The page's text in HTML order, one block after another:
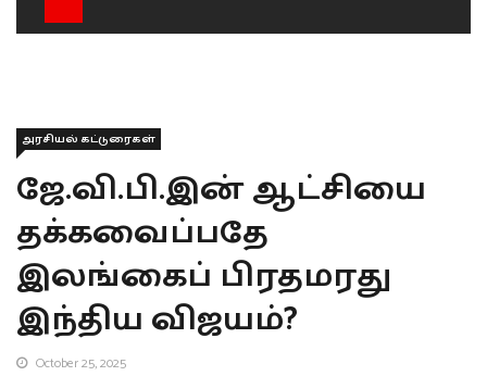
அரசியல் கட்டுரைகள்
ஜே.வி.பி.இன் ஆட்சியை
தக்கவைப்பதே
இலங்கைப் பிரதமரது
இந்திய விஜயம்?
October 25, 2025